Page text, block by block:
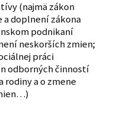
(najmä zákon
a doplnení zákona
podnikaní
neskorších zmien;
práci
odborných činností
rodiny a o zmene